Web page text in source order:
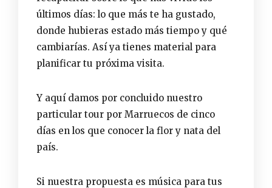
últimos días: lo que más te ha gustado,
donde hubieras estado más tiempo y qué
cambiarías. Así ya tienes material para
planificar tu próxima visita.
Y aquí damos por concluido nuestro
particular tour por Marruecos de cinco
días en los que conocer la flor y nata del
país.
Si nuestra propuesta es música para tus